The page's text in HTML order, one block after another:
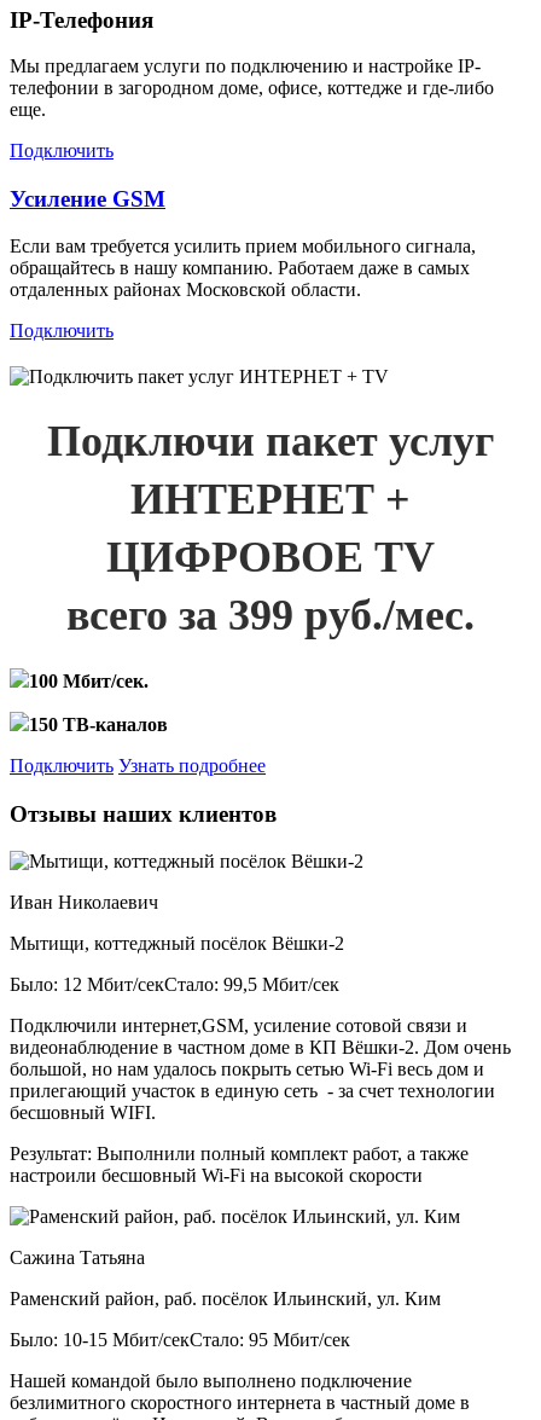
IP-Телефония
Мы предлагаем услуги по подключению и настройке IP-
телефонии в загородном доме, офисе, коттедже и где-либо
еще.
Подключить
Усиление GSM
Если вам требуется усилить прием мобильного сигнала,
обращайтесь в нашу компанию. Работаем даже в самых
отдаленных районах Московской области.
Подключить
Подключи пакет услуг
ИНТЕРНЕТ +
ЦИФРОВОЕ TV
всего за 399 руб./мес.
100 Мбит/сек.
150 ТВ-каналов
Подключить Узнать подробнее
Отзывы наших клиентов
Иван Николаевич
Мытищи, коттеджный посёлок Вёшки-2
Было: 12 Мбит/секСтало: 99,5 Мбит/сек
Подключили интернет,GSM, усиление сотовой связи и
видеонаблюдение в частном доме в КП Вёшки-2. Дом очень
большой, но нам удалось покрыть сетью Wi-Fi весь дом и
прилегающий участок в единую сеть - за счет технологии
бесшовный WIFI.
Результат: Выполнили полный комплект работ, а также
настроили бесшовный Wi-Fi на высокой скорости
Сажина Татьяна
Раменский район, раб. посёлок Ильинский, ул. Ким
Было: 10-15 Мбит/секСтало: 95 Мбит/сек
Нашей командой было выполнено подключение
безлимитного скоростного интернета в частный доме в